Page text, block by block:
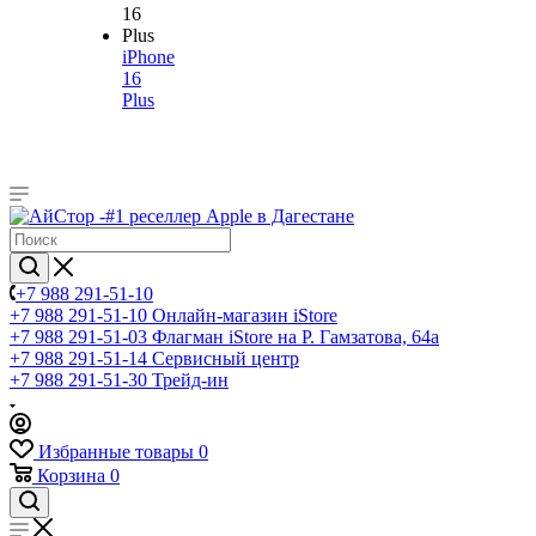
iPhone
16
Plus
+7 988 291-51-10
+7 988 291-51-10 Онлайн-магазин iStore
+7 988 291-51-03 Флагман iStore на Р. Гамзатова, 64а
+7 988 291-51-14 Сервисный центр
+7 988 291-51-30 Трейд-ин
Избранные товары 0
Корзина 0